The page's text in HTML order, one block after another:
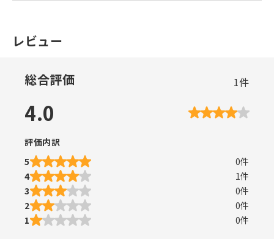
レビュー
総合評価 1件
4.0
評価内訳
5
0件
4
1件
3
0件
2
0件
1
0件